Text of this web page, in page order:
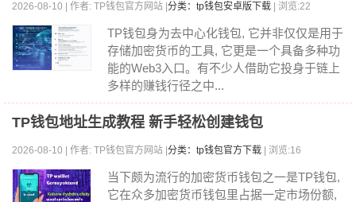
2026-08-10 | 作者: TP钱包官方网站 | 分类：tp钱包安卓版下载 | 浏览:22
TP钱包身为去中心化钱包, 它并非仅仅是用于
存储加密货币的工具, 它更是一个具备多种功
能的Web3入口。有不少人借助它投身于链上
多样的赚钱行径之中...
TP钱包地址生成教程 新手轻松创建钱包
2026-08-10 | 作者: TP钱包官方网站 | 分类：tp钱包官方下载 | 浏览:16
当下颇为流行的加密货币钱包之一是TP钱包,
它在众多加密货币钱包里占据一定市场份额,